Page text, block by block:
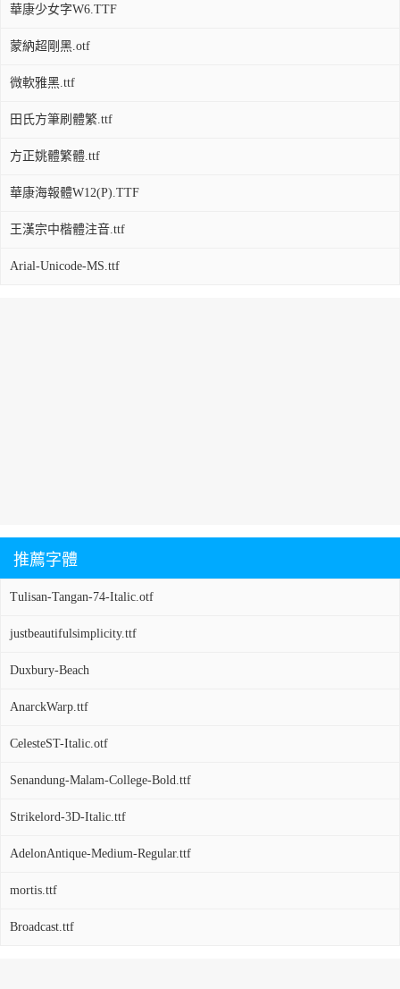
華康少女字W6.TTF
蒙納超剛黑.otf
微軟雅黑.ttf
田氏方筆刷體繁.ttf
方正姚體繁體.ttf
華康海報體W12(P).TTF
王漢宗中楷體注音.ttf
Arial-Unicode-MS.ttf
推薦字體
Tulisan-Tangan-74-Italic.otf
justbeautifulsimplicity.ttf
Duxbury-Beach
AnarckWarp.ttf
CelesteST-Italic.otf
Senandung-Malam-College-Bold.ttf
Strikelord-3D-Italic.ttf
AdelonAntique-Medium-Regular.ttf
mortis.ttf
Broadcast.ttf